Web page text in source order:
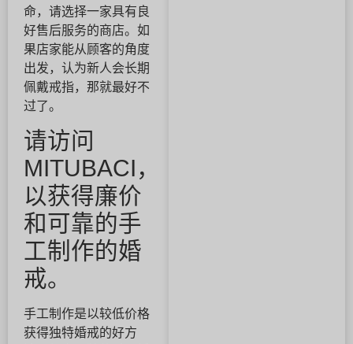
命，请选择一家具有良
好售后服务的商店。如
果店家能从顾客的角度
出发，认为新人会长期
佩戴戒指，那就最好不
过了。
请访问
MITUBACI，
以获得廉价
和可靠的手
工制作的婚
戒。
手工制作是以较低价格
获得独特婚戒的好方